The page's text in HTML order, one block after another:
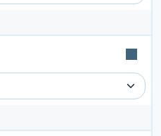
di +/- 5%
metallica tramite un
sono l'oro, l'argento, il
massimo 25x35 cm